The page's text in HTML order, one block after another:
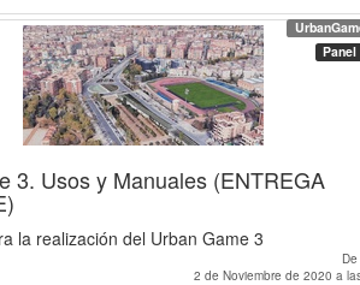
Panel
3. Usos y Manuales (ENTREGA
la realización del Urban Game 3
De
2 de Noviembre de 2020 a